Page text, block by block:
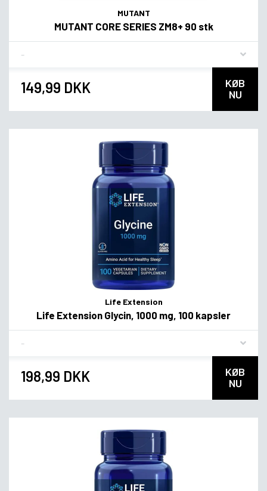
MUTANT
MUTANT CORE SERIES ZM8+ 90 stk
149,99 DKK
KØB
NU
Life Extension
Life Extension Glycin, 1000 mg, 100 kapsler
198,99 DKK
KØB
NU